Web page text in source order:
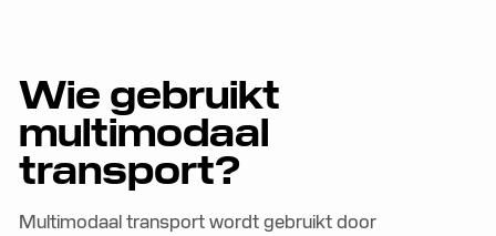
Wie gebruikt
multimodaal
transport?
Multimodaal transport wordt gebruikt door